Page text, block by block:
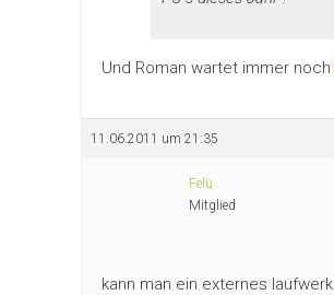
Und Roman wartet immer noch
11.06.2011 um 21:35
Felu
Mitglied
kann man ein externes laufwerk